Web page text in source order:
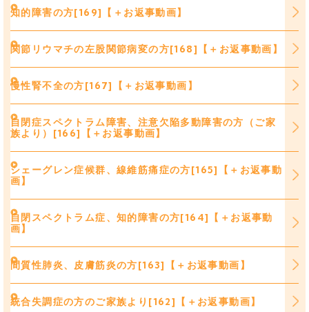
知的障害の方[169]【＋お返事動画】
関節リウマチの左股関節病変の方[168]【＋お返事動画】
慢性腎不全の方[167]【＋お返事動画】
自閉症スペクトラム障害、注意欠陥多動障害の方（ご家
族より）[166]【＋お返事動画】
シェーグレン症候群、線維筋痛症の方[165]【＋お返事動
画】
自閉スペクトラム症、知的障害の方[164]【＋お返事動
画】
間質性肺炎、皮膚筋炎の方[163]【＋お返事動画】
統合失調症の方のご家族より[162]【＋お返事動画】